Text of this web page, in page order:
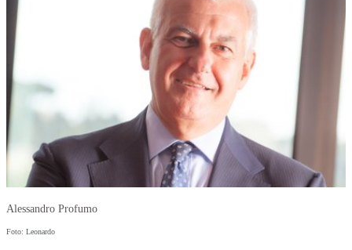
Alessandro Profumo
Foto: Leonardo